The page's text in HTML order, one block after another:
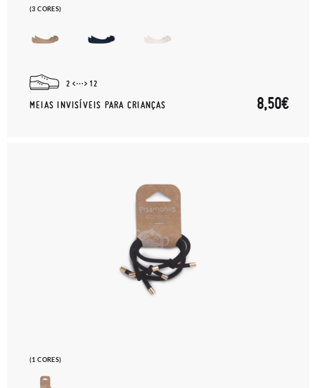
(3 CORES)
2 12
MEIAS INVISÍVEIS PARA CRIANÇAS 8,50€
(1 CORES)